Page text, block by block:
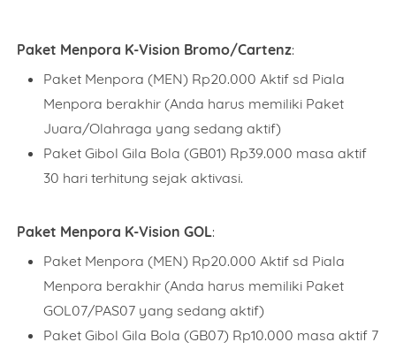
Paket Menpora K-Vision Bromo/Cartenz:
Paket Menpora (MEN) Rp20.000 Aktif sd Piala
Menpora berakhir (Anda harus memiliki Paket
Juara/Olahraga yang sedang aktif)
Paket Gibol Gila Bola (GB01) Rp39.000 masa aktif
30 hari terhitung sejak aktivasi.
Paket Menpora K-Vision GOL:
Paket Menpora (MEN) Rp20.000 Aktif sd Piala
Menpora berakhir (Anda harus memiliki Paket
GOL07/PAS07 yang sedang aktif)
Paket Gibol Gila Bola (GB07) Rp10.000 masa aktif 7